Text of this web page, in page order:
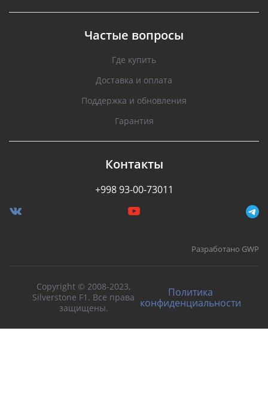
Частые вопросы
Где купить
Доставка и оплата
Поддержка и обновления
Гарантия
Контакты
+998 93-00-73011
Разработано GWP
Copyright © 2008-2023,
Silverstone F1. Все права
защищены.
Политика
конфиденциальности